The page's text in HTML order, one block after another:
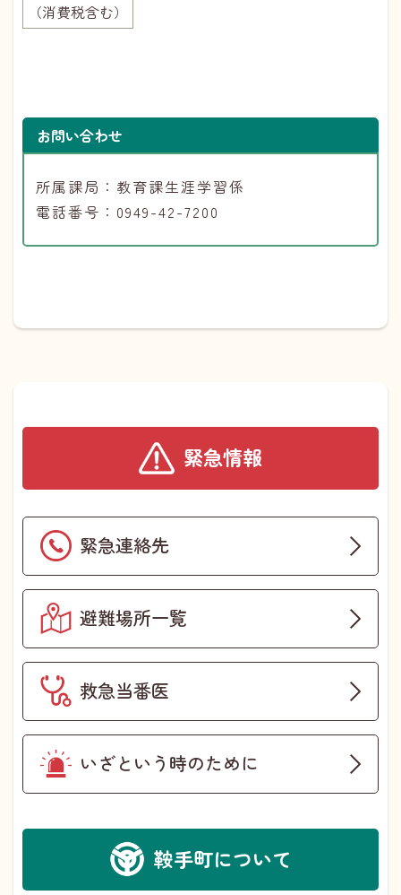
（消費税含む）
お問い合わせ
所属課局：教育課生涯学習係
電話番号：0949-42-7200
緊急情報
緊急連絡先
避難場所一覧
救急当番医
いざという時のために
鞍手町について